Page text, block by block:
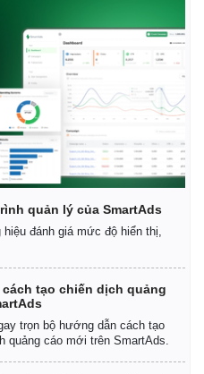
quản lý của SmartAds
đánh giá mức độ hiển thị,
tạo chiến dịch quảng
trọn bộ hướng dẫn cách tạo
quảng cáo mới trên SmartAds.